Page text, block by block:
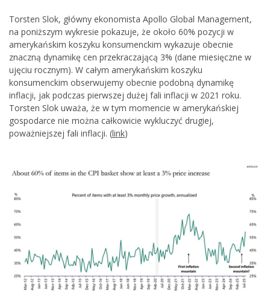
Torsten Slok, główny ekonomista Apollo Global Management,
na poniższym wykresie pokazuje, że około 60% pozycji w
amerykańskim koszyku konsumenckim wykazuje obecnie
znaczną dynamikę cen przekraczającą 3% (dane miesięczne w
ujęciu rocznym). W całym amerykańskim koszyku
konsumenckim obserwujemy obecnie podobną dynamikę
inflacji, jak podczas pierwszej dużej fali inflacji w 2021 roku.
Torsten Slok uważa, że w tym momencie w amerykańskiej
gospodarce nie można całkowicie wykluczyć drugiej,
poważniejszej fali inflacji. (link)